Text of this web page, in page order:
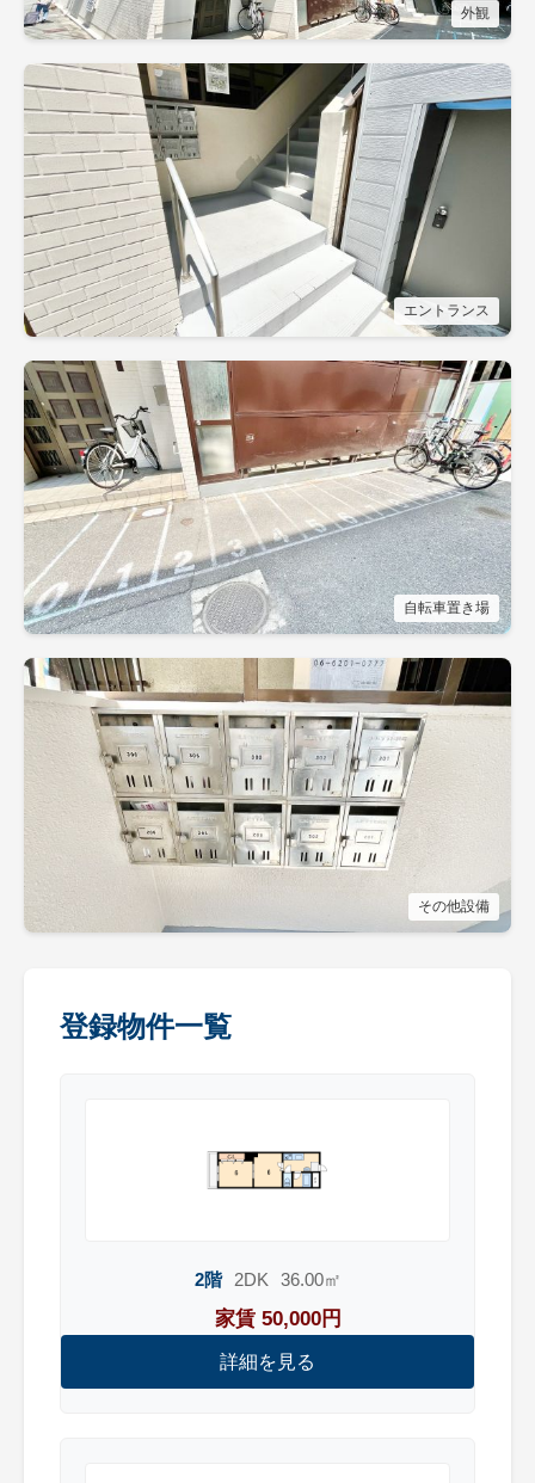
外観
エントランス
自転車置き場
その他設備
登録物件一覧
2階 2DK 36.00㎡
家賃 50,000円
詳細を見る